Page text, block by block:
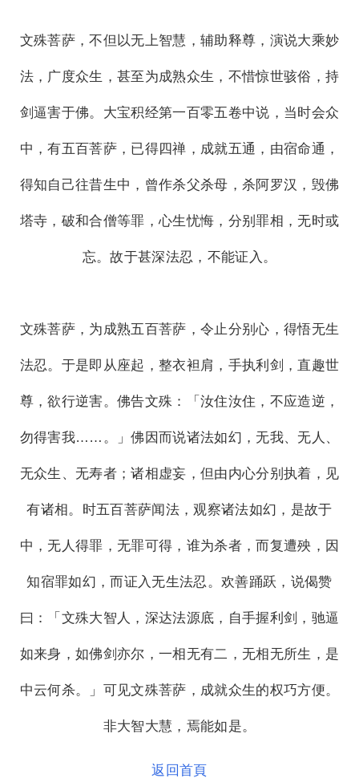
文殊菩萨，不但以无上智慧，辅助释尊，演说大乘妙
法，广度众生，甚至为成熟众生，不惜惊世骇俗，持
剑逼害于佛。大宝积经第一百零五卷中说，当时会众
中，有五百菩萨，已得四禅，成就五通，由宿命通，
得知自己往昔生中，曾作杀父杀母，杀阿罗汉，毁佛
塔寺，破和合僧等罪，心生忧悔，分别罪相，无时或
忘。故于甚深法忍，不能证入。
文殊菩萨，为成熟五百菩萨，令止分别心，得悟无生
法忍。于是即从座起，整衣袒肩，手执利剑，直趣世
尊，欲行逆害。佛告文殊：「汝住汝住，不应造逆，
勿得害我……。」佛因而说诸法如幻，无我、无人、
无众生、无寿者；诸相虚妄，但由内心分别执着，见
有诸相。时五百菩萨闻法，观察诸法如幻，是故于
中，无人得罪，无罪可得，谁为杀者，而复遭殃，因
知宿罪如幻，而证入无生法忍。欢善踊跃，说偈赞
曰：「文殊大智人，深达法源底，自手握利剑，驰逼
如来身，如佛剑亦尔，一相无有二，无相无所生，是
中云何杀。」可见文殊菩萨，成就众生的权巧方便。
非大智大慧，焉能如是。
返回首頁